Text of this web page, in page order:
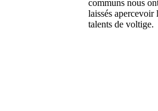
communs nous
laissés apercevoir
talents de voltige.